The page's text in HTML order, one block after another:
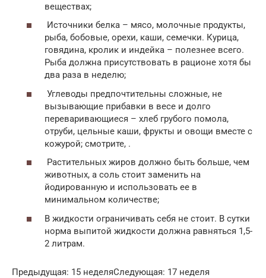
веществах;
Источники белка – мясо, молочные продукты,
рыба, бобовые, орехи, каши, семечки. Курица,
говядина, кролик и индейка – полезнее всего.
Рыба должна присутствовать в рационе хотя бы
два раза в неделю;
Углеводы предпочтительны сложные, не
вызывающие прибавки в весе и долго
переваривающиеся – хлеб грубого помола,
отруби, цельные каши, фрукты и овощи вместе с
кожурой; смотрите, .
Растительных жиров должно быть больше, чем
животных, а соль стоит заменить на
йодированную и использовать ее в
минимальном количестве;
В жидкости ограничивать себя не стоит. В сутки
норма выпитой жидкости должна равняться 1,5-
2 литрам.
Предыдущая: 15 неделяСледующая: 17 неделя